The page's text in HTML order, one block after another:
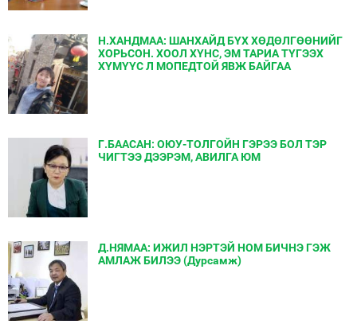
Н.ХАНДМАА: ШАНХАЙД БҮХ ХӨДӨЛГӨӨНИЙГ
ХОРЬСОН. ХООЛ ХҮНС, ЭМ ТАРИА ТҮГЭЭХ
ХҮМҮҮС Л МОПЕДТОЙ ЯВЖ БАЙГАА
Г.БААСАН: ОЮУ-ТОЛГОЙН ГЭРЭЭ БОЛ ТЭР
ЧИГТЭЭ ДЭЭРЭМ, АВИЛГА ЮМ
Д.НЯМАА: ИЖИЛ НЭРТЭЙ НОМ БИЧНЭ ГЭЖ
АМЛАЖ БИЛЭЭ (Дурсамж)